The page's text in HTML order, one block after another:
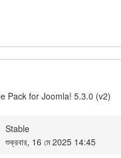
Pack for Joomla! 5.3.0 (v2)
Stable
শুক্রবার, 16 মে 2025 14:45